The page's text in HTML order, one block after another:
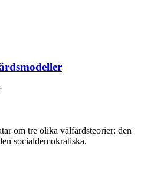
om tre olika välfärdsteorier: den
socialdemokratiska.